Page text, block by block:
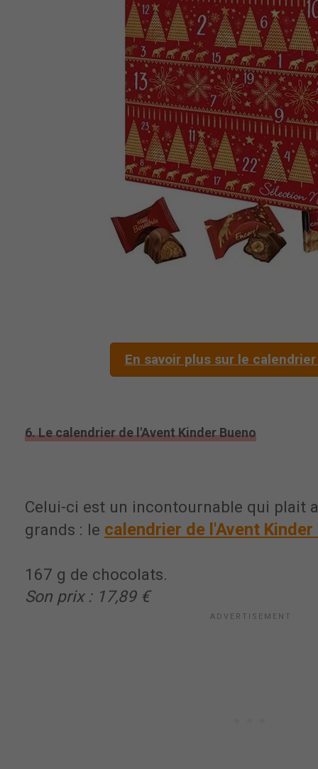
En savoir plus sur le
6. Le calendrier de l'Avent Kinder Bueno
Celui-ci est un incontournable qui plait
grands : le calendrier de l'Avent Kinder
167 g de chocolats.
Son prix : 17,89 €